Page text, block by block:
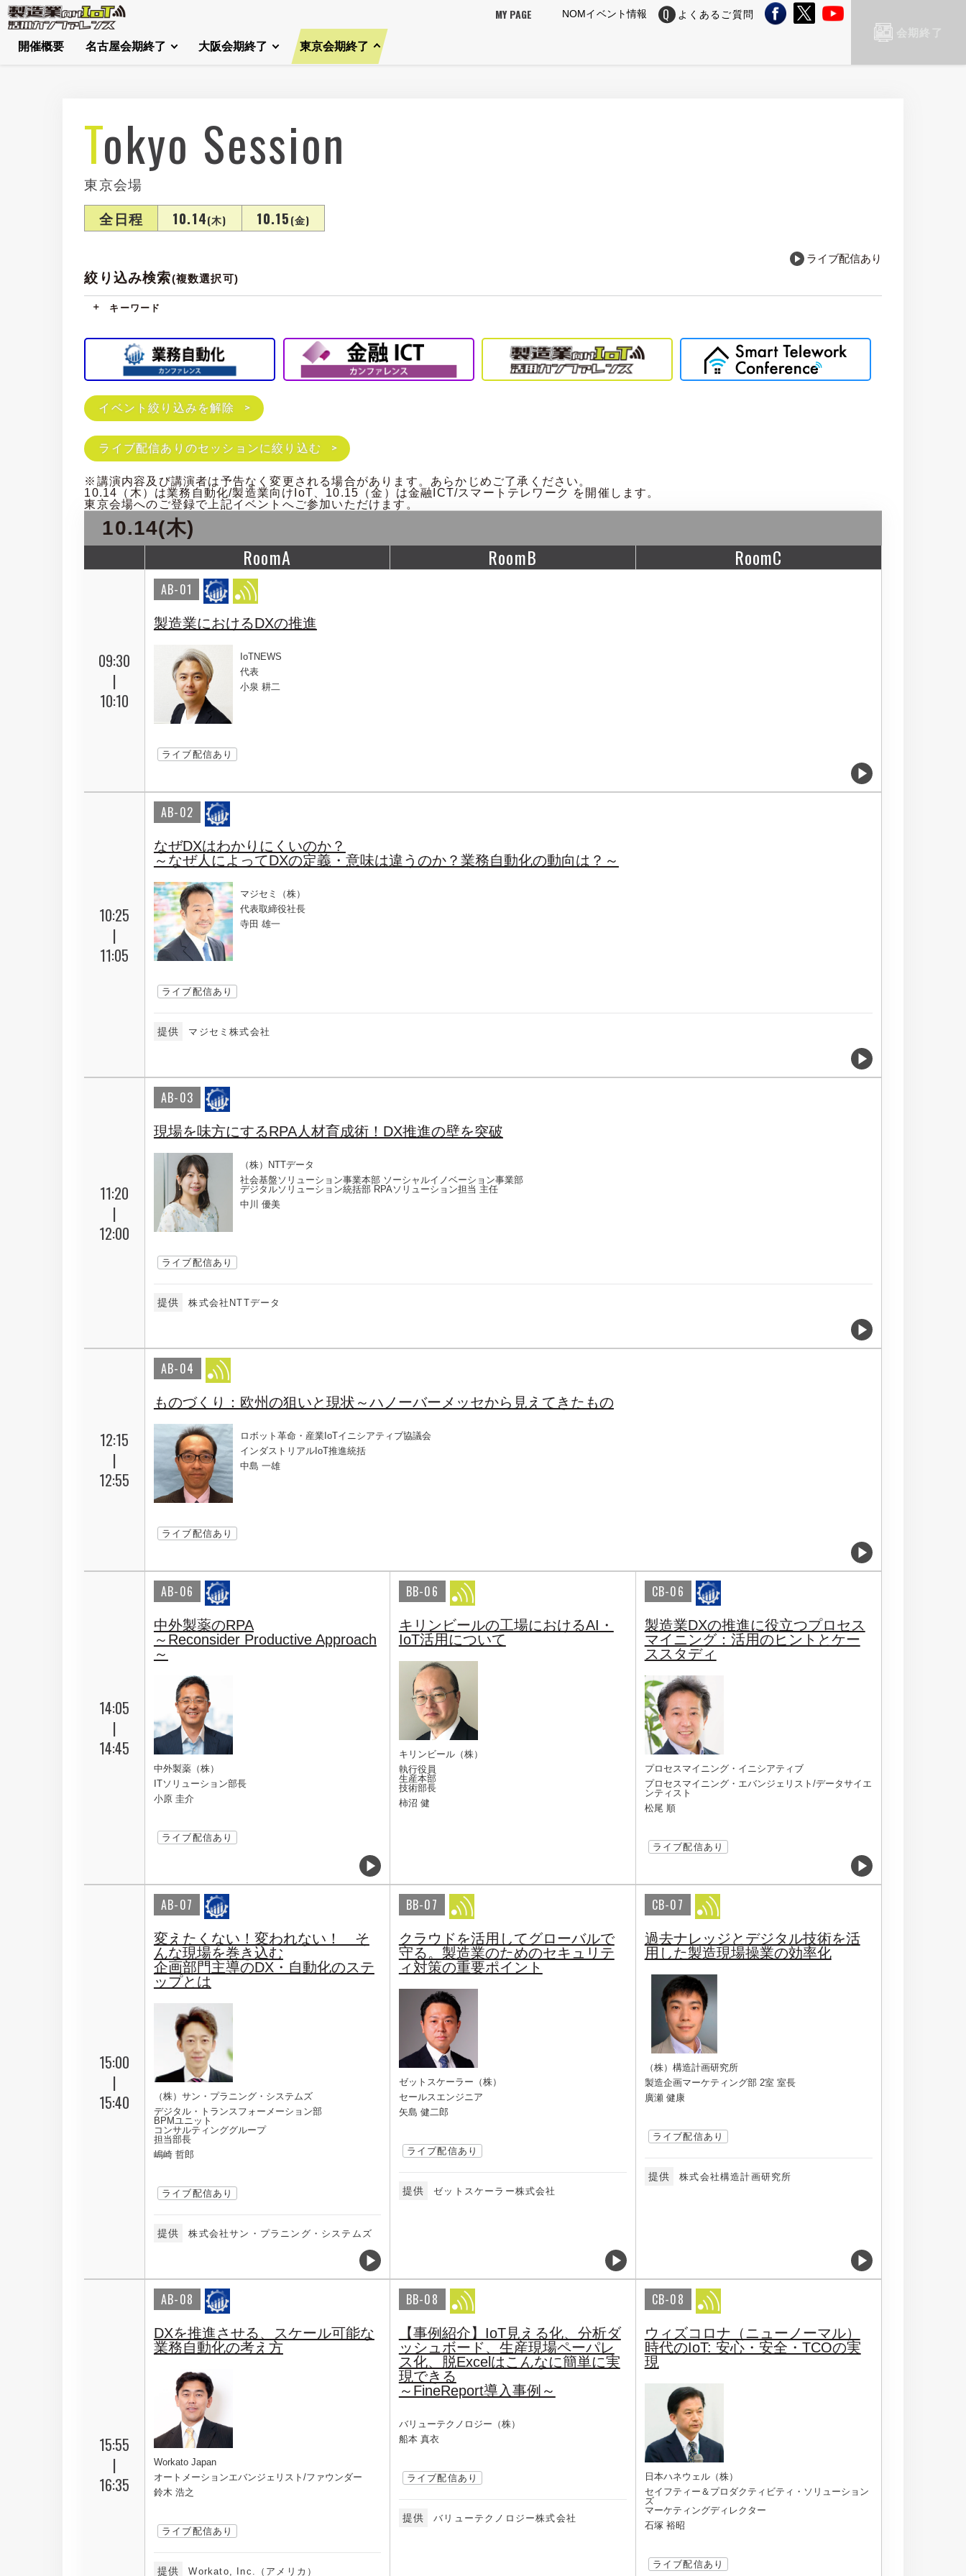
MY PAGE NOMイベント情報 よくあるご質問
開催概要
名古屋会期終了 大阪会期終了 東京会期終了
Tokyo Session
東京会場
全日程 10.14(木) 10.15(金)
ライブ配信あり
絞り込み検索(複数選択可)
キーワード
イベント絞り込みを解除
ライブ配信ありのセッションに絞り込む
※講演内容及び講演者は予告なく変更される場合があります。あらかじめご了承ください。
10.14（木）は業務自動化/製造業向けIoT、10.15（金）は金融ICT/スマートテレワーク を開催します。
東京会場へのご登録で上記イベントへご参加いただけます。
10.14(木)
RoomA RoomB RoomC
09:30
|
10:10
AB-01
製造業におけるDXの推進
IoTNEWS
代表
小泉 耕二
ライブ配信あり
10:25
|
11:05
AB-02
なぜDXはわかりにくいのか？
～なぜ人によってDXの定義・意味は違うのか？業務自動化の動向は？～
マジセミ（株）
代表取締役社長
寺田 雄一
ライブ配信あり
提供 マジセミ株式会社
11:20
|
12:00
AB-03
現場を味方にするRPA人材育成術！DX推進の壁を突破
（株）NTTデータ
社会基盤ソリューション事業本部 ソーシャルイノベーション事業部
デジタルソリューション統括部 RPAソリューション担当 主任
中川 優美
ライブ配信あり
提供 株式会社NTTデータ
12:15
|
12:55
AB-04
ものづくり：欧州の狙いと現状～ハノーバーメッセから見えてきたもの
ロボット革命・産業IoTイニシアティブ協議会
インダストリアルIoT推進統括
中島 一雄
ライブ配信あり
14:05
|
14:45
AB-06
中外製薬のRPA
～Reconsider Productive Approach
～
中外製薬（株）
ITソリューション部長
小原 圭介
ライブ配信あり
BB-06
キリンビールの工場におけるAI・
IoT活用について
キリンビール（株）
執行役員
生産本部
技術部長
柿沼 健
CB-06
製造業DXの推進に役立つプロセス
マイニング：活用のヒントとケー
ススタディ
プロセスマイニング・イニシアティブ
プロセスマイニング・エバンジェリスト/データサイエ
ンティスト
松尾 順
ライブ配信あり
15:00
|
15:40
AB-07
変えたくない！変われない！ そ
んな現場を巻き込む
企画部門主導のDX・自動化のステ
ップとは
（株）サン・プラニング・システムズ
デジタル・トランスフォーメーション部
BPMユニット
コンサルティンググループ
担当部長
嶋崎 哲郎
ライブ配信あり
提供 株式会社サン・プラニング・システムズ
BB-07
クラウドを活用してグローバルで
守る。製造業のためのセキュリテ
ィ対策の重要ポイント
ゼットスケーラー（株）
セールスエンジニア
矢島 健二郎
ライブ配信あり
提供 ゼットスケーラー株式会社
CB-07
過去ナレッジとデジタル技術を活
用した製造現場操業の効率化
（株）構造計画研究所
製造企画マーケティング部 2室 室長
廣瀬 健康
ライブ配信あり
提供 株式会社構造計画研究所
15:55
|
16:35
AB-08
DXを推進させる、スケール可能な
業務自動化の考え方
Workato Japan
オートメーションエバンジェリスト/ファウンダー
鈴木 浩之
ライブ配信あり
提供 Workato, Inc.（アメリカ）
BB-08
【事例紹介】IoT見える化、分析ダ
ッシュボード、生産現場ペーパレ
ス化、脱Excelはこんなに簡単に実
現できる
～FineReport導入事例～
バリューテクノロジー（株）
船本 真衣
ライブ配信あり
提供 バリューテクノロジー株式会社
CB-08
ウィズコロナ（ニューノーマル）
時代のIoT: 安心・安全・TCOの実
現
日本ハネウェル（株）
セイフティー＆プロダクティビティ・ソリューション
ズ
マーケティングディレクター
石塚 裕昭
ライブ配信あり